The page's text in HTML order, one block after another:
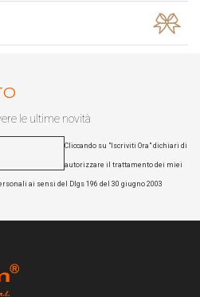
le ultime novità
Cliccando su "Iscriviti Ora" dichiari di
autorizzare il trattamento dei miei
ai sensi del Dlgs 196 del 30 giugno 2003